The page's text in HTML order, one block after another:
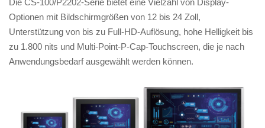
Die CS-100/P2202-Serie bietet eine Vielzahl von Display-
Optionen mit Bildschirmgrößen von 12 bis 24 Zoll,
Unterstützung von bis zu Full-HD-Auflösung, hohe Helligkeit bis
zu 1.800 nits und Multi-Point-P-Cap-Touchscreen, die je nach
Anwendungsbedarf ausgewählt werden können.